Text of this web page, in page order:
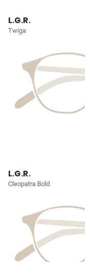
L.G.R.
Twiga
L.G.R.
Cleopatra Bold